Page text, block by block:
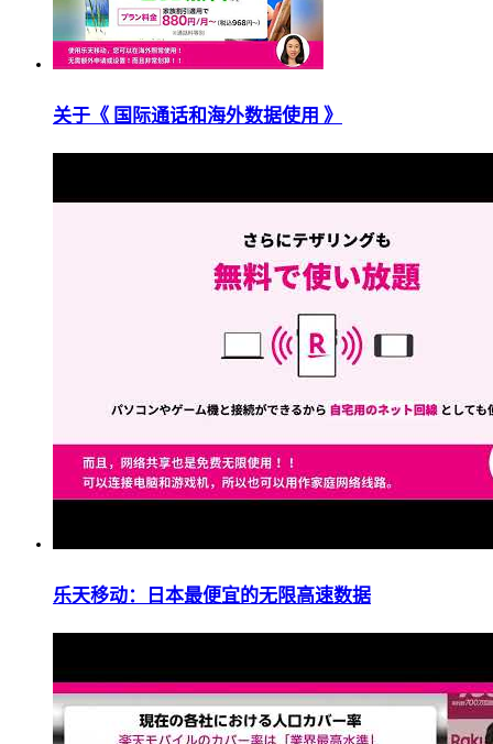
关于《 国际通话和海外数据使用 》
乐天移动：日本最便宜的无限高速数据